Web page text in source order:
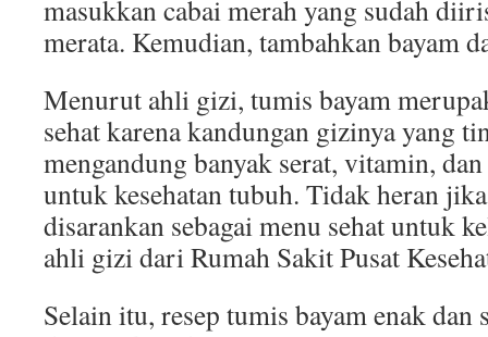
masukkan cabai merah yang sudah
merata. Kemudian, tambahkan bayam
Menurut ahli gizi, tumis bayam
sehat karena kandungan gizinya yang
mengandung banyak serat, vitamin,
untuk kesehatan tubuh. Tidak heran
disarankan sebagai menu sehat untuk
ahli gizi dari Rumah Sakit Pusat
Selain itu, resep tumis bayam enak dan